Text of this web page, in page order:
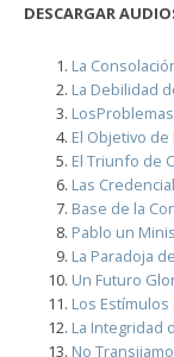
DESCARGAR
La
La Debilidad
El Objetivo
El Triunfo de
Las
Base de la
Pablo un
La Paradoja
Un Futuro
Los
La Integridad
No